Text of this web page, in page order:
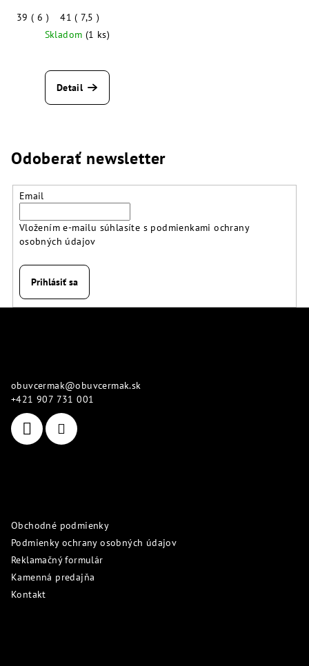
39 ( 6 )
41 ( 7,5 )
Skladom (1 ks)
Detail
Odoberať newsletter
Email
Vložením e-mailu súhlasíte s podmienkami ochrany
osobných údajov
Prihlásiť sa
obuvcermak@obuvcermak.sk
+421 907 731 001
Obchodné podmienky
Podmienky ochrany osobných údajov
Reklamačný formulár
Kamenná predajňa
Kontakt